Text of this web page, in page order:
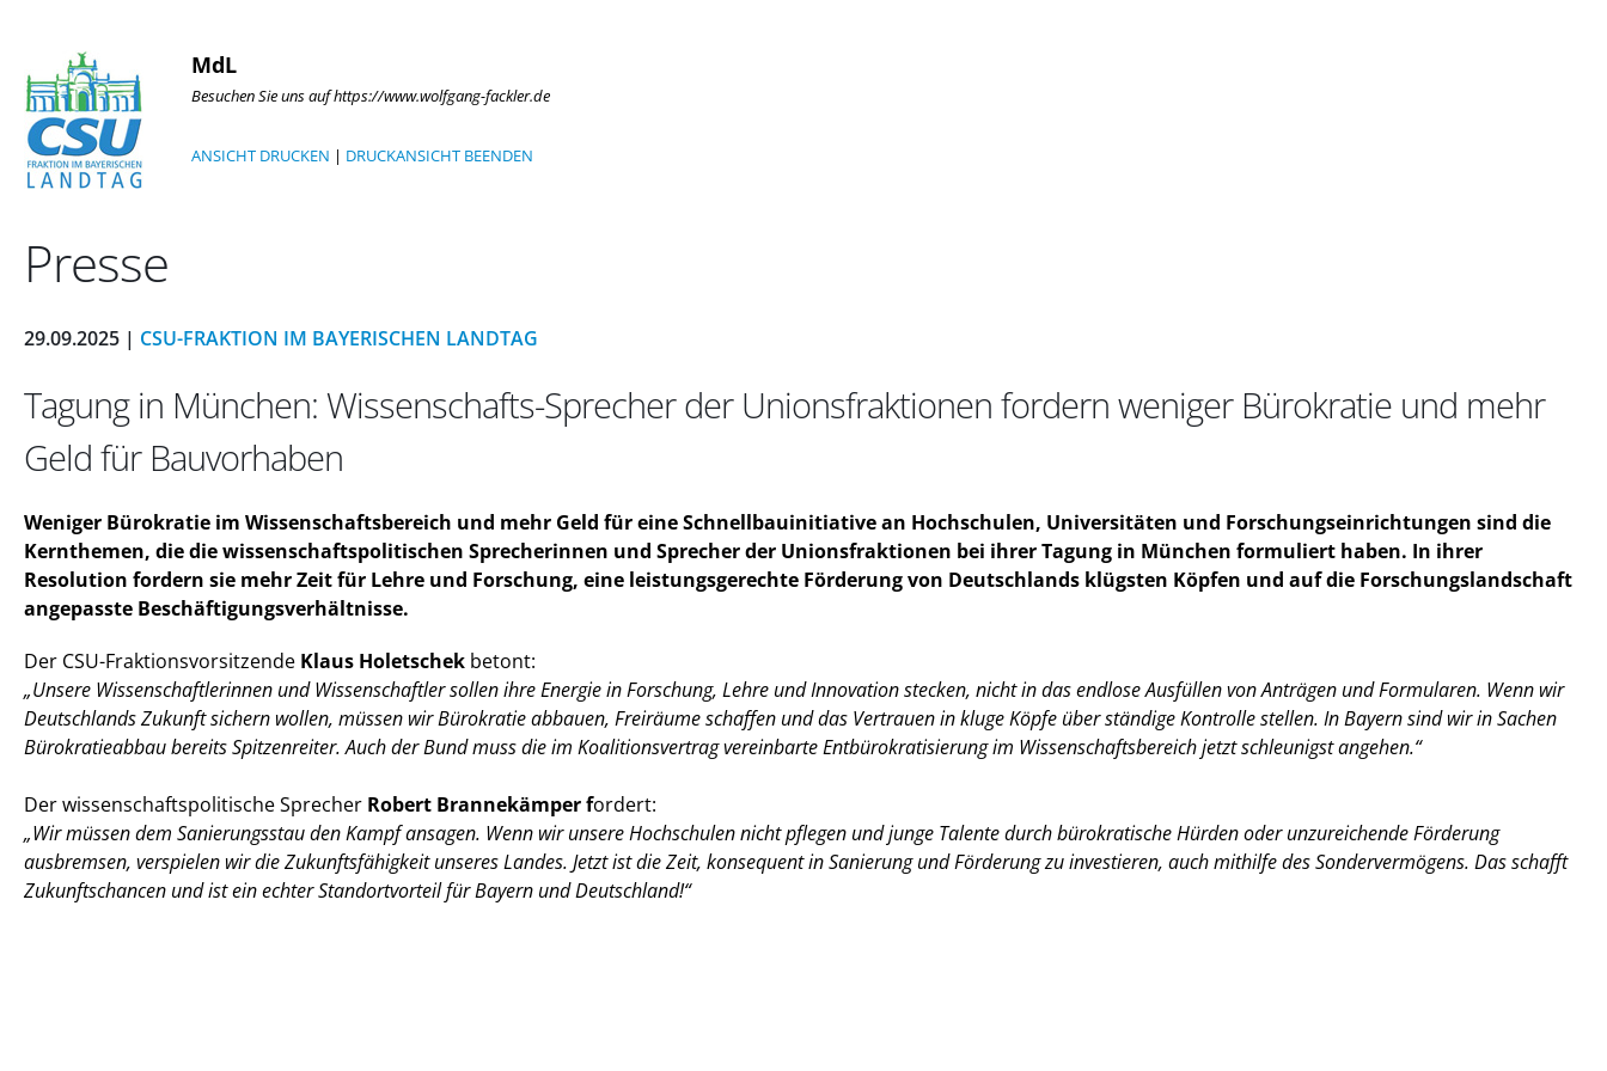
MdL
Besuchen Sie uns auf https://www.wolfgang-fackler.de
ANSICHT DRUCKEN | DRUCKANSICHT BEENDEN
Presse
29.09.2025 | CSU-FRAKTION IM BAYERISCHEN LANDTAG
Tagung in München: Wissenschafts-Sprecher der Unionsfraktionen fordern weniger Bürokratie und mehr
Geld für Bauvorhaben
Weniger Bürokratie im Wissenschaftsbereich und mehr Geld für eine Schnellbauinitiative an Hochschulen, Universitäten und Forschungseinrichtungen sind die
Kernthemen, die die wissenschaftspolitischen Sprecherinnen und Sprecher der Unionsfraktionen bei ihrer Tagung in München formuliert haben. In ihrer
Resolution fordern sie mehr Zeit für Lehre und Forschung, eine leistungsgerechte Förderung von Deutschlands klügsten Köpfen und auf die Forschungslandschaft
angepasste Beschäftigungsverhältnisse.
Der CSU-Fraktionsvorsitzende Klaus Holetschek betont:
Unsere Wissenschaftlerinnen und Wissenschaftler sollen ihre Energie in Forschung, Lehre und Innovation stecken, nicht in das endlose Ausfüllen von Anträgen und Formularen. Wenn wir
Deutschlands Zukunft sichern wollen, müssen wir Bürokratie abbauen, Freiräume schaffen und das Vertrauen in kluge Köpfe über ständige Kontrolle stellen. In Bayern sind wir in Sachen
Bürokratieabbau bereits Spitzenreiter. Auch der Bund muss die im Koalitionsvertrag vereinbarte Entbürokratisierung im Wissenschaftsbereich jetzt schleunigst angehen.“
Der wissenschaftspolitische Sprecher Robert Brannekämper fordert:
Wir müssen dem Sanierungsstau den Kampf ansagen. Wenn wir unsere Hochschulen nicht pflegen und junge Talente durch bürokratische Hürden oder unzureichende Förderung
ausbremsen, verspielen wir die Zukunftsfähigkeit unseres Landes. Jetzt ist die Zeit, konsequent in Sanierung und Förderung zu investieren, auch mithilfe des Sondervermögens. Das schafft
Zukunftschancen und ist ein echter Standortvorteil für Bayern und Deutschland!“